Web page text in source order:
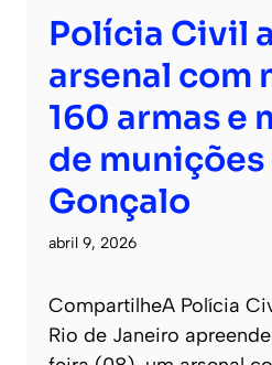
Polícia Civil
arsenal com
160 armas e
de munições
Gonçalo
abril 9, 2026
CompartilheA Polícia
Rio de Janeiro